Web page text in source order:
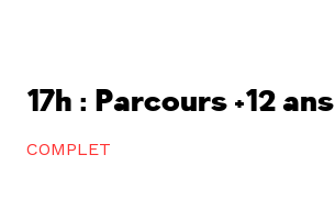
17h : Parcours +12 ans
COMPLET